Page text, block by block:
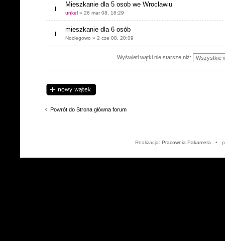
Mieszkanie dla 5 osob we Wroclawiu
unkel » 26 mar 08, 16:29
mieszkanie dla 6 osób
Noclegowo » 2 cze 08, 20:09
Wyświetl wątki nie starsze niż:
Napisz wątek
Powrót do Strona główna forum
Realizacja: Pracownia Pakamera •